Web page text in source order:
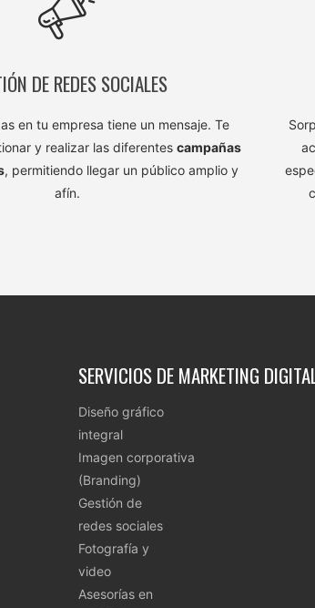
DE REDES SOCIALES
en tu empresa tiene un mensaje. Te
y realizar las diferentes campañas
, permitiendo llegar un público amplio y
afín.
SERVICIOS DE MARKETING
Diseño gráfico
integral
Imagen corporativa
(Branding)
Gestión de
redes sociales
Fotografía y
video
Asesorías en